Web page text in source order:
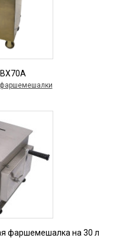
фаршемешалка на 30 л